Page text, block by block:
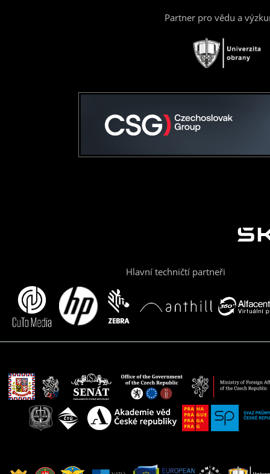
Partner pro vědu a
Hlavní techničtí partneři